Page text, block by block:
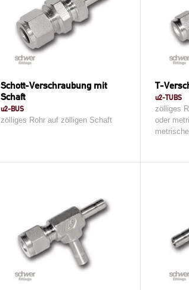
Schott-Verschraubung mit
Schaft
u2-BUS
zölliges Rohr auf zölligen Schaft
T-
u2-TUBS
zölliges
oder